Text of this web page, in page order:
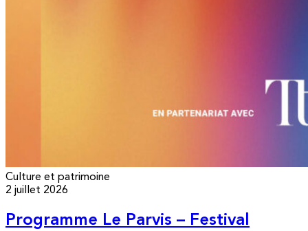
Culture et patrimoine
2 juillet 2026
Programme Le Parvis – Festival